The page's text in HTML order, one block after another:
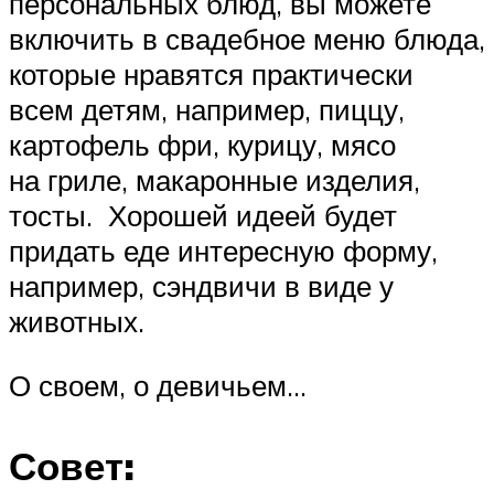
включить в свадебное меню блюда,
которые нравятся практически
всем детям, например, пиццу,
картофель фри, курицу, мясо
на гриле, макаронные изделия,
тосты. Хорошей идеей будет
придать еде интересную форму,
например, сэндвичи в виде у
животных.
О своем, о девичьем…
Совет: